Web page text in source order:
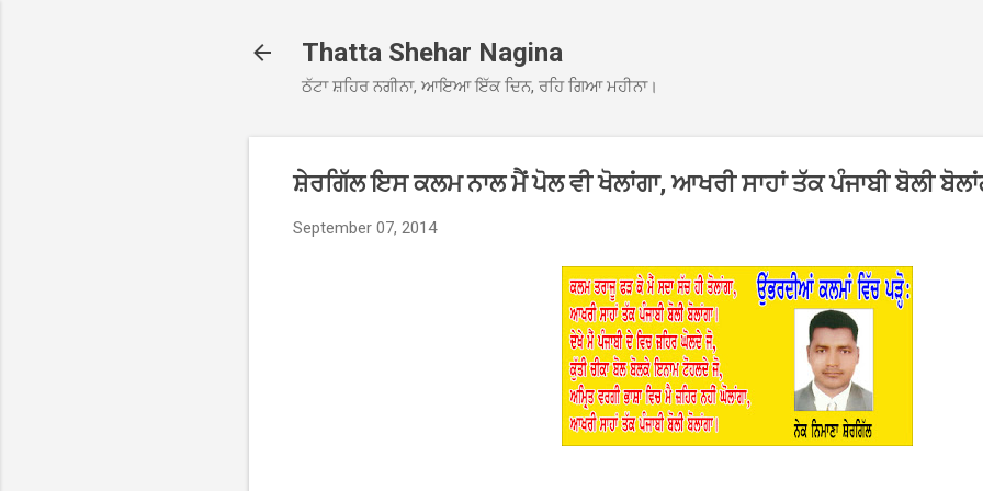
Thatta Shehar Nagina
ਠੱਟਾ ਸ਼ਹਿਰ ਨਗੀਨਾ, ਆਇਆ ਇੱਕ ਦਿਨ, ਰਹਿ ਗਿਆ ਮਹੀਨਾ।
ਸ਼ੇਰਗਿੱਲ ਇਸ ਕਲਮ ਨਾਲ ਮੈਂ ਪੋਲ ਵੀ ਖੋਲਾਂਗਾ, ਆਖਰੀ ਸਾਹਾਂ ਤੱਕ ਪੰਜਾਬੀ ਬੋਲੀ
September 07, 2014